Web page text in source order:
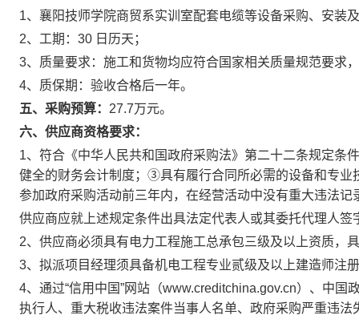
1、襄阳技师学院商贸系实训室配套电缆等设备采购、安装
2、工期：30 日历天；
3、质量要求：施工和货物均应符合国家相关质量规范要求
4、质保期：验收合格后一年。
五、采购预算： 27.7万元。
六、供应商资格要求：
1、符合《中华人民共和国政府采购法》第二十二条规定
健全的财务会计制度；③具有履行合同所必需的设备和专
参加政府采购活动前三年内，在经营活动中没有重大违法
供应商应就上述规定条件出具法定代表人或其委托代理人签
2、供应商必须具有电力工程施工总承包三级及以上资质，
3、拟派项目经理须具备机电工程专业贰级及以上建造师注
4、通过“信用中国”网站（www.creditchina.gov.cn）、中
执行人、重大税收违法案件当事人名单、政府采购严重违法